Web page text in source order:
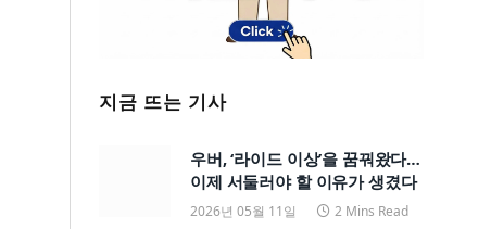
지금 뜨는 기사
우버, ‘라이드 이상’을 꿈꿔왔다…
이제 서둘러야 할 이유가 생겼다
2026년 05월 11일 2 Mins Read